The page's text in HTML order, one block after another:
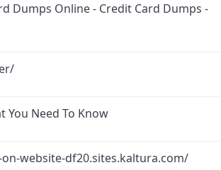
Dumps Online - Credit Card Dumps -
You Need To Know
website-df20.sites.kaltura.com/